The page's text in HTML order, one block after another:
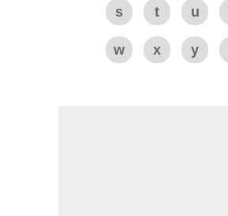
s t u
w x y